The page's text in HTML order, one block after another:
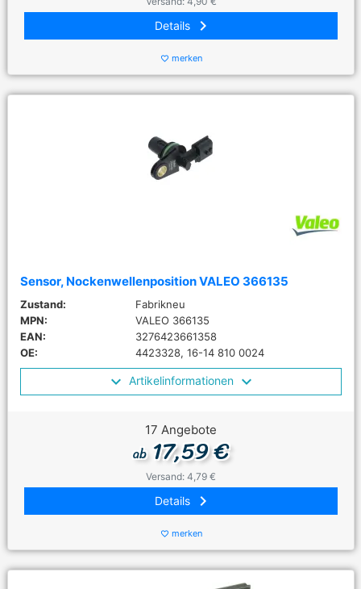
Details keyboard_arrow_right
favorite_border merken
Sensor, Nockenwellenposition VALEO 366135
Zustand:
Fabrikneu
MPN:
VALEO 366135
EAN:
3276423661358
OE:
4423328, 16-14 810 0024
Artikelinformationen
17 Angebote
ab17,59 €
Versand: 4,79 €
Details keyboard_arrow_right
favorite_border merken